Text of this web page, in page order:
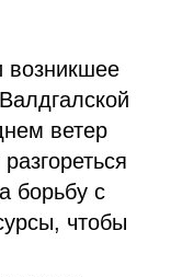
возникшее
ветер
борьбу с
чтобы